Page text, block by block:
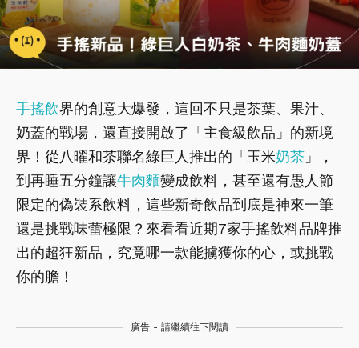
手搖飲界的創意大爆發，這回不只是茶葉、果汁、
奶蓋的戰場，還直接開啟了「主食級飲品」的新境
界！從八曜和茶聯名綠巨人推出的「玉米奶茶 」，
到再睡五分鐘讓牛肉麵變成飲料，甚至還有愚人節
限定的偽裝系飲料，這些新奇飲品到底是神來一筆
還是挑戰味蕾極限？來看看近期7家手搖飲料品牌推
出的超狂新品，究竟哪一款能擄獲你的心，或挑戰
你的膽！
廣告 - 請繼續往下閱讀